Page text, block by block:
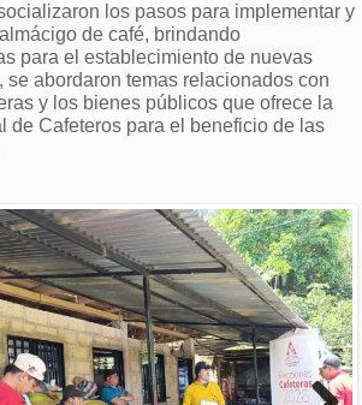
los pasos para implementar y
de café, brindando
para el establecimiento de nuevas
se abordaron temas relacionados con
y los bienes públicos que ofrece la
de Cafeteros para el beneficio de las